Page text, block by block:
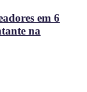
em 6
na